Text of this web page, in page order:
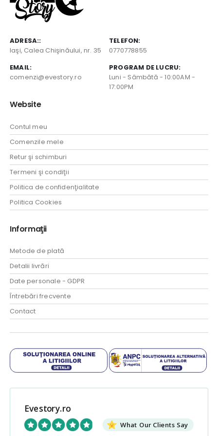
ADRESA::
Iaşi, Calea Chişinăului, nr. 35
TELEFON:
0770778855
EMAIL:
comenzi@evestory.ro
PROGRAM DE LUCRU:
Luni - Sâmbătă - 10:00AM -
17:00PM
Website
Contul meu
Comenzile mele
Retur şi schimburi
Termeni şi condiţii
Politica de confidenţialitate
Politica Cookies
Informaţii
Metode de plată
Detalii livrări
Date personale - GDPR
Întrebări frecvente
Contact
Evestory.ro
What Our Clients Say